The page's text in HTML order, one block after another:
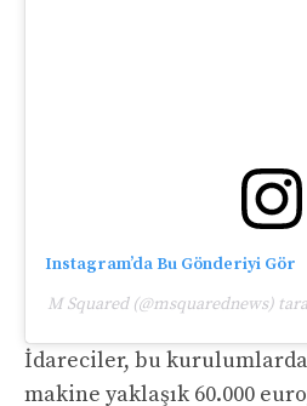
Instagram’da Bu Gönderiyi Gör
M Squared (@msquarednews)
İdareciler, bu
makine yaklaşık 60.000